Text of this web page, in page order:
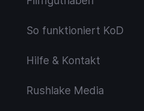
So funktioniert KoD
Hilfe & Kontakt
Rushlake Media